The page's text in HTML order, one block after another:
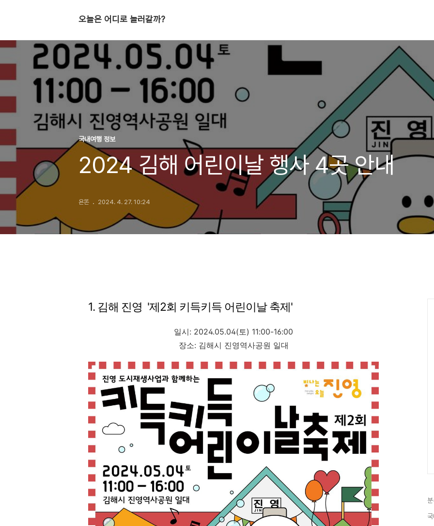
오늘은 어디로 놀러갈까?
국내여행 정보
2024 김해 어린이날 행사 4곳 안내
욘똔 2024. 4. 27. 10:24
1. 김해 진영 '제2회 키득키득 어린이날 축제'
일시: 2024.05.04(토) 11:00-16:00
장소: 김해시 진영역사공원 일대